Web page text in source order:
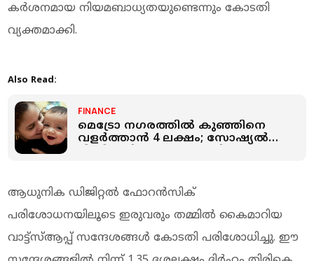
കർശനമായ നിയമബാധ്യതയുണ്ടെന്നും കോടതി
വ്യക്തമാക്കി.
Also Read:
FINANCE
മെട്രോ നഗരത്തില്‍ കുഞ്ഞിനെ
വളര്‍ത്താന്‍ 4 ലക്ഷം; സോഷ്യല്‍
ആധുനിക ഡിജിറ്റൽ ഫോറൻസിക്
പരിശോധനയിലൂടെ ഇരുവരും തമ്മിൽ കൈമാറിയ
വാട്ട്സ്ആപ്പ് സന്ദേശങ്ങൾ കോടതി പരിശോധിച്ചു. ഈ